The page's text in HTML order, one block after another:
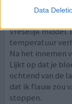
Data
Hoeveelheid
Vreselijk middel.
temperatuur
Na het innemen
Lijkt op dat je
ochtend van de
dat ik flauw zou
stoppen.